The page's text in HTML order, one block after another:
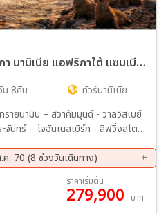
11 วัน เบสท์ออฟ อีสแอฟริกา นามิเบีย แอฟริกาใต้ แซมเบีย ซิมบับเว
น 8คืน
ทัวร์นามิเบีย
ายนามิบ – สวาคัมมุนด์ - วาลวิสเบย์
จันทร์ – โจฮันเนสเบิร์ก - ลิฟวิ่งสโตน
ว (พักค้าง 2 คืน) ล่องเรือชม
มบับเว) “ขึ้นเฮลิคอปเตอร์ชมน้ำตก
Lion”
. 70 (8 ช่วงวันเดินทาง)
19 มี.ค 70 - 29 มี.ค 70
01 พ.ค. 70 - 11 พ.ค. 70
18 มิ.ย 70 - 28 มิ.ย 70
ราคาเริ่มต้น
279,900 บาท